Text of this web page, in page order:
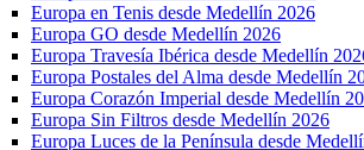
Europa en Tenis desde Medellín 2026
Europa GO desde Medellín 2026
Europa Travesía Ibérica desde Medellín
Europa Postales del Alma desde Medellín
Europa Corazón Imperial desde Medellín
Europa Sin Filtros desde Medellín 2026
Europa Luces de la Península desde